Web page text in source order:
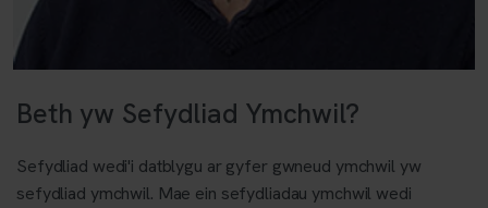
Beth yw Sefydliad Ymchwil?
Sefydliad wedi'i datblygu ar gyfer gwneud ymchwil yw
sefydliad ymchwil. Mae ein sefydliadau ymchwil wedi